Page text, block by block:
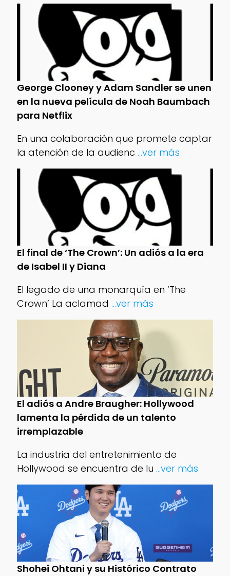
George Clooney y Adam Sandler se unen
en la nueva película de Noah Baumbach
para Netflix
En una colaboración que promete captar
la atención de la audienc ...ver más
El final de ‘The Crown’: Un adiós a la era
de Isabel II y Diana
El legado de una monarquía en ‘The
Crown’ La aclamad ...ver más
El adiós a Andre Braugher: Hollywood
lamenta la pérdida de un talento
irremplazable
La industria del entretenimiento de
Hollywood se encuentra de lu ...ver más
Shohei Ohtani y su Histórico Contrato